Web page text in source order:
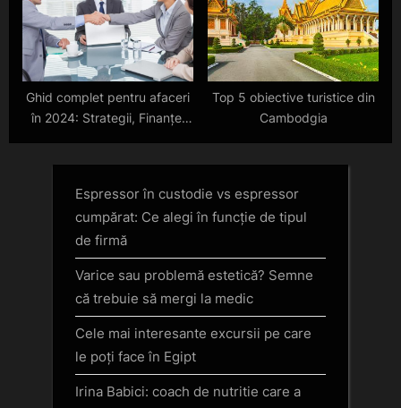
Ghid complet pentru afaceri
în 2024: Strategii, Finanțe,
Top 5 obiective turistice din
Cambodgia
Espressor în custodie vs espressor
cumpărat: Ce alegi în funcție de tipul
de firmă
Varice sau problemă estetică? Semne
că trebuie să mergi la medic
Cele mai interesante excursii pe care
le poți face în Egipt
Irina Babici: coach de nutritie care a